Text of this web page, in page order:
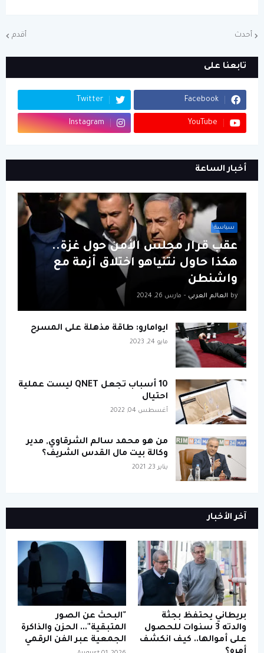
أحدث أقدم
تابعنا على
Facebook
Twitter
YouTube
Instagram
أخبار الساعة
سياسة
عقب قرار مجلس الأمن حول غزة..
هكذا حاول نتنياهو اختلاق أزمة مع
واشنطن
by العالم العربي - مارس 26, 2024
ايوامارو: طاقة مذهلة على المسرح
مايو 24, 2023
10 أسباب تجعل QNET ليست عملية
احتيال
أغسطس 04, 2022
من هو محمد سالم الشرقاوي, مدير
وكالة بيت مال القدس الشريف؟
يناير 23, 2021
آخر الأخبار
بريطاني يحتفظ بجثة
والدته 3 سنوات للحصول
على أموالها.. كيف انكشف
"البحث عن الصور
المتبقية"... الحزن والذاكرة
الجمعية عبر الفن الرقمي